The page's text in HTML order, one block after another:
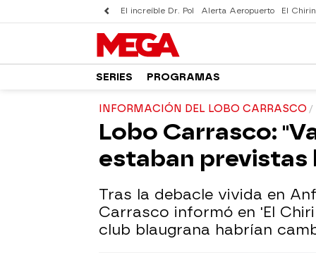
El increíble Dr. Pol Alerta Aeropuerto El
SERIES PROGRAMAS
INFORMACIÓN DEL LOBO CARRASCO
Lobo Carrasco:
estaban previstas
Tras la debacle vivida en
Carrasco informó en 'El
club blaugrana habrían